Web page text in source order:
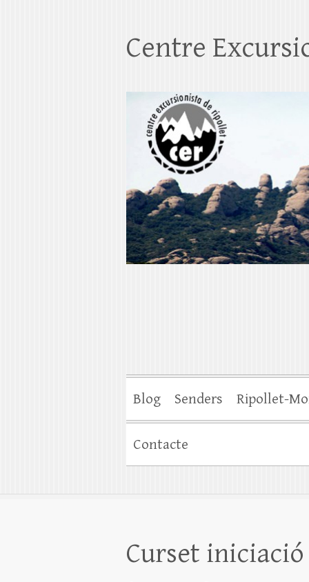
Centre
Blog Senders Ripollet-
Contacte
Curset